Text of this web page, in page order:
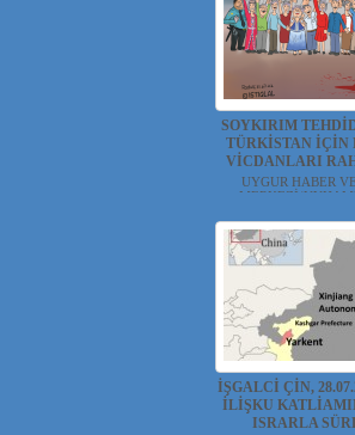
SOYKIRIM
TÜRKİSTAN
VİCDANLARI
UYGUR HABER
İŞGALCİ ÇİN,
İLİŞKU
ISRARLA